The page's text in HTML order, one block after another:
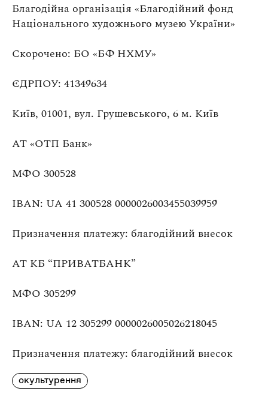
Благодійна організація «Благодійний фонд
Національного художнього музею України»
Скорочено: БО «БФ НХМУ»
ЄДРПОУ: 41349634
Київ, 01001, вул. Грушевського, 6 м. Київ
АТ «ОТП Банк»
МФО 300528
IBAN: UA 41 300528 0000026003455039959
Призначення платежу: благодійний внесок
АТ КБ “ПРИВАТБАНК”
МФО 305299
IBAN: UA 12 305299 0000026005026218045
Призначення платежу: благодійний внесок
окультурення